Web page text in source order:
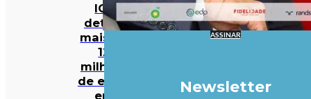
IGF
deteta
mais de
12
milhões
de euros
em
ASSINAR
Newsletter